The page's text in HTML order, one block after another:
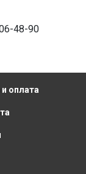
48-90
оплата